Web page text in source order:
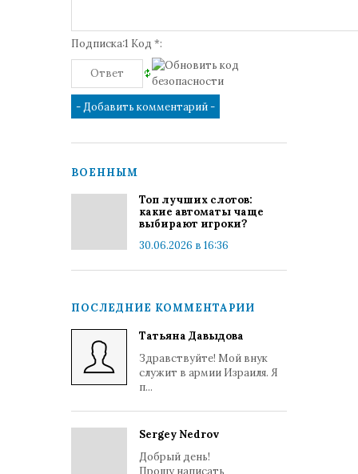
Подписка:1 Код *:
ВОЕННЫМ
Топ лучших слотов:
какие автоматы чаще
выбирают игроки?
30.06.2026 в 16:36
ПОСЛЕДНИЕ КОММЕНТАРИИ
Татьяна Давыдова
Здравствуйте! Мой внук
служит в армии Израиля. Я
п...
Sergey Nedrov
Добрый день!
Прошу написать